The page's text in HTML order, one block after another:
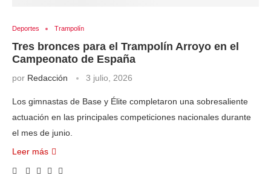
Deportes Trampolín
Tres bronces para el Trampolín Arroyo en el
Campeonato de España
por Redacción 3 julio, 2026
Los gimnastas de Base y Élite completaron una sobresaliente
actuación en las principales competiciones nacionales durante
el mes de junio.
Leer más